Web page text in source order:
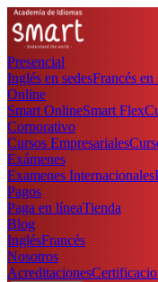
Presencial
Inglés en sedesFrancés en
Online
Smart OnlineSmart Flex
Corporativo
Cursos Empresariales
Exámenes
Examenes Internacionales
Pagos
Paga en líneaTienda
Blog
InglésFrancés
Nosotros
Acreditaciones